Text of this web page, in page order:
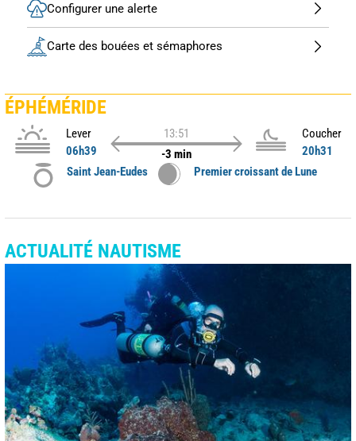
Configurer une alerte
Carte des bouées et sémaphores
ÉPHÉMÉRIDE
Lever
06h39
13:51
-3 min
Coucher
20h31
Saint Jean-Eudes
Premier croissant de Lune
ACTUALITÉ NAUTISME